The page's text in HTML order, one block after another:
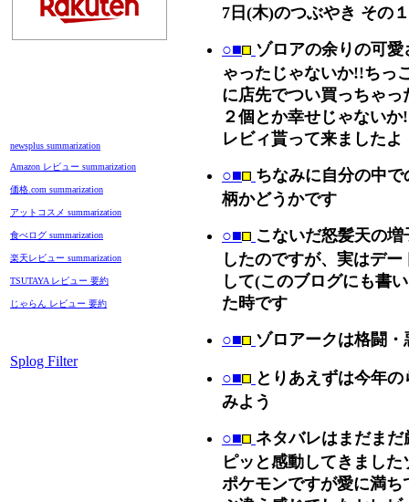
newsplus summarization
Amazon レビュー summarization
価格.com summarization
アットコスメ summarization
食べログ summarization
楽天レビュー summarization
TSUTAYA レビュー 要約
じゃらん レビュー 要約
Splog Filter
7日(木)のつぶやき その１
○■ ゾロアの余りの可
ゃったじゃないか!!ちっ
に店先でつい買っちゃ
２個とか幸せじゃない
レビィ貰って来ましたよ
○■ ちなみに自分の中
柄かどうかです
○■ こないだ怒髪天の
したのですが、実はデ
して(このブログにも書
た時です
○■ ゾロアークは格闘
○■ とりあえずは今年
みよう
○■ ネタバレはまだま
ピッと感動してきまし
ポケモンですが愛に満